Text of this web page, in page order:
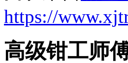
https://
高级钳工师